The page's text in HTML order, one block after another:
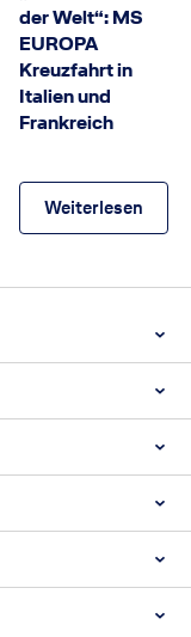
der Welt“: MS
EUROPA
Kreuzfahrt in
Italien und
Frankreich
Weiterlesen